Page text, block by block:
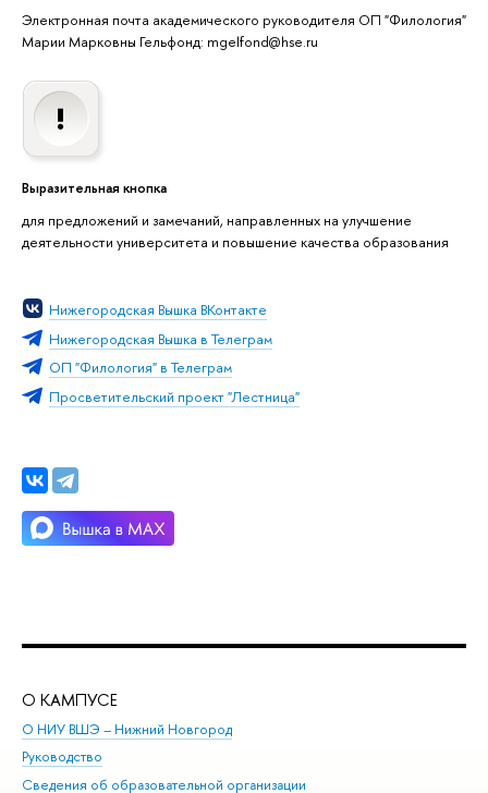
Электронная почта академического руководителя ОП "Филология"
Марии Марковны Гельфонд: mgelfond@hse.ru
Выразительная кнопка
для предложений и замечаний, направленных на улучшение
деятельности университета и повышение качества образования
Нижегородская Вышка ВКонтакте
Нижегородская Вышка в Телеграм
ОП "Филология" в Телеграм
Просветительский проект "Лестница"
О КАМПУСЕ
О НИУ ВШЭ – Нижний Новгород
Руководство
Сведения об образовательной организации